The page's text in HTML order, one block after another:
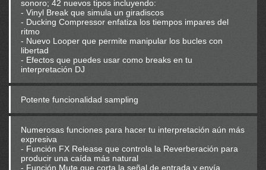
sonoro; 42 nuevos tipos incluyendo:
- Vinyl Break que simula un giradiscos
- Ducking Compressor enfatiza los tiempos impares del
ritmo
- Nuevo Looper que permite manipular los bucles con
libertad
- Efectos que puedes usar como breaks en tu
interpretación DJ
Potente funcionalidad sampling
Numerosas funciones para hacer tu interpretación aún más
expresiva
- Función FX Release que controla la Reverberación para
producir una caída más natural
- Función Mute que corta la señal de entrada y envía